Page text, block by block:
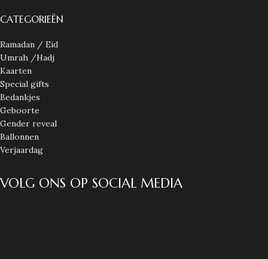
CATEGORIEËN
Ramadan / Eid
Umrah /Hadj
Kaarten
Special gifts
Bedankjes
Geboorte
Gender reveal
Ballonnen
Verjaardag
VOLG ONS OP SOCIAL MEDIA